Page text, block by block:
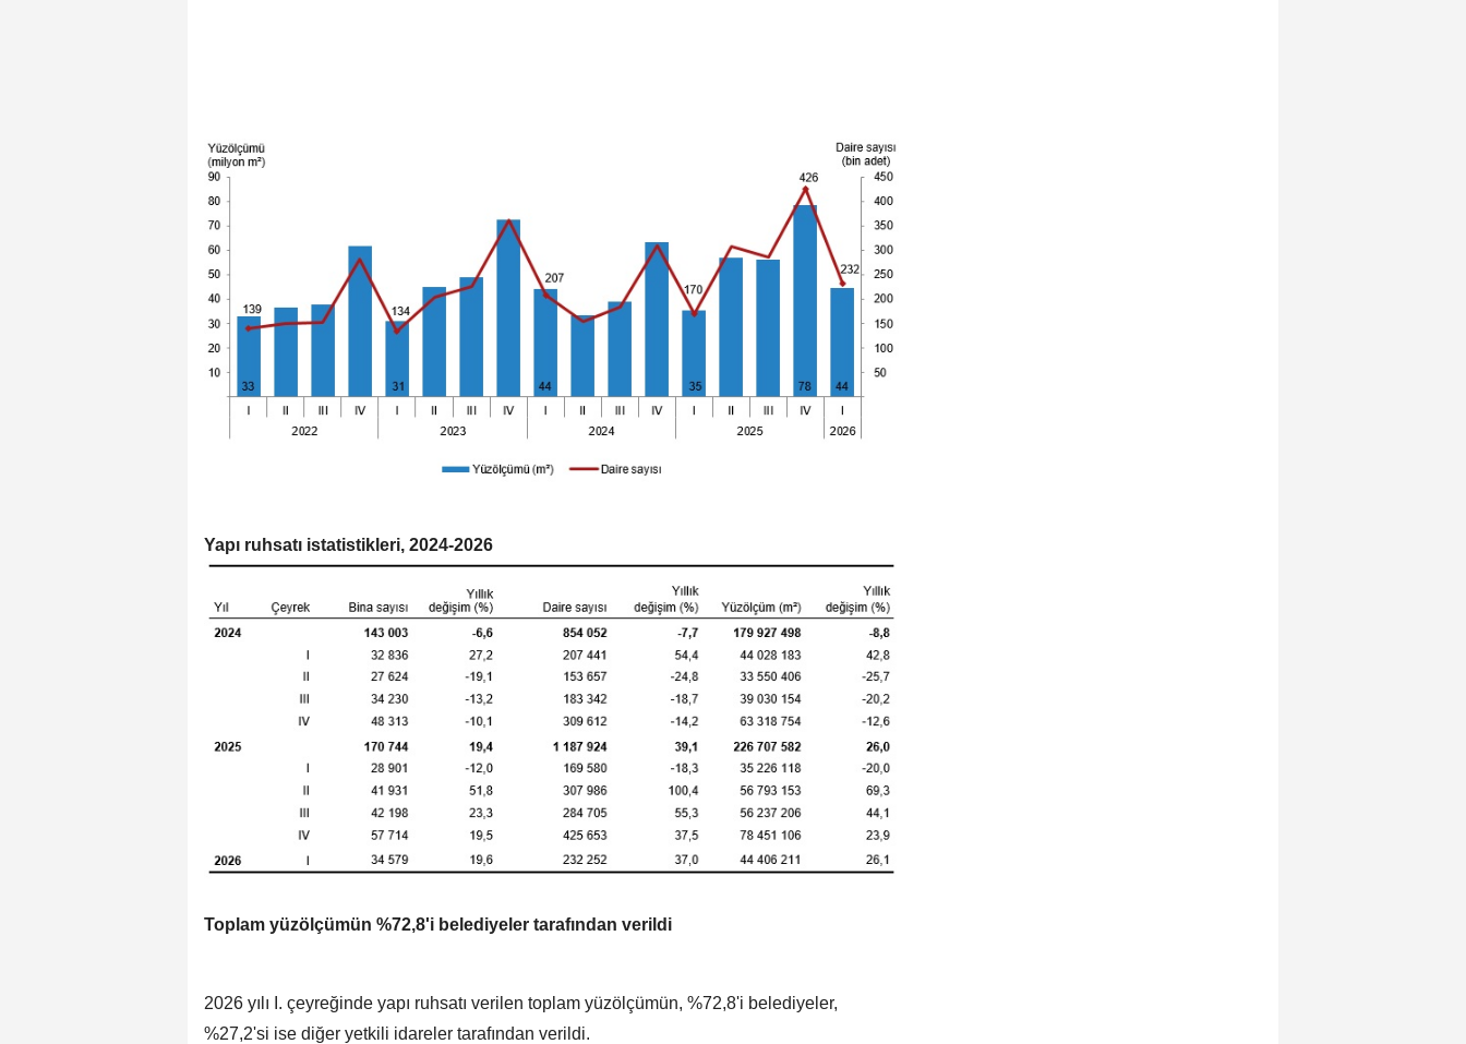
Yapı ruhsatı istatistikleri, 2024-2026
Toplam yüzölçümün %72,8'i belediyeler tarafından verildi
2026 yılı I. çeyreğinde yapı ruhsatı verilen toplam yüzölçümün, %72,8'i belediyeler,
%27,2'si ise diğer yetkili idareler tarafından verildi.